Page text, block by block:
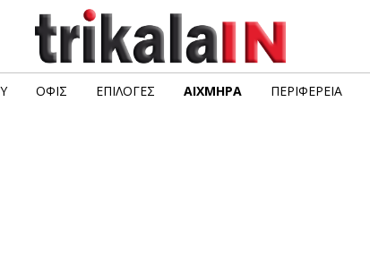
ΟΦΙΣ ΕΠΙΛΟΓΈΣ ΑΙΧΜΗΡΆ ΠΕΡΙΦΈΡΕΙΑ